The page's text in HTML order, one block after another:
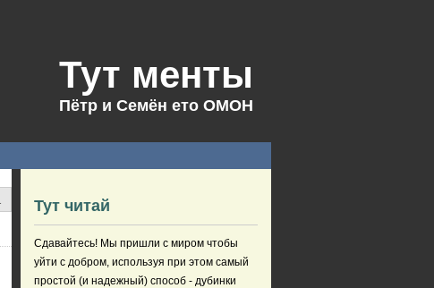
Тут менты
Пётр и Семён ето ОМОН
Тут читай
Сдавайтесь! Мы пришли с миром чтобы
уйти с добром, используя при этом самый
простой (и надежный) способ - дубинки